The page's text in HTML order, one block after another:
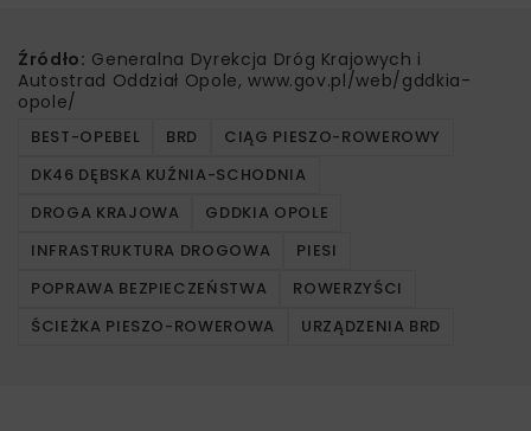
Źródło: Generalna Dyrekcja Dróg Krajowych i
Autostrad Oddział Opole, www.gov.pl/web/gddkia-
opole/
BEST-OPEBEL BRD
CIĄG PIESZO-ROWEROWY
DK46 DĘBSKA KUŹNIA-SCHODNIA
DROGA KRAJOWA
GDDKIA OPOLE
INFRASTRUKTURA DROGOWA
PIESI
POPRAWA BEZPIECZEŃSTWA
ROWERZYŚCI
ŚCIEŻKA PIESZO-ROWEROWA
URZĄDZENIA BRD